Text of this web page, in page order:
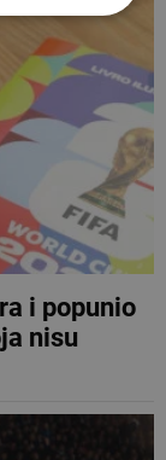
i popunio
nisu